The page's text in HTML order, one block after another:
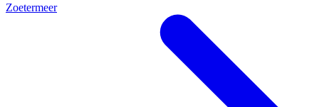
Zoetermeer